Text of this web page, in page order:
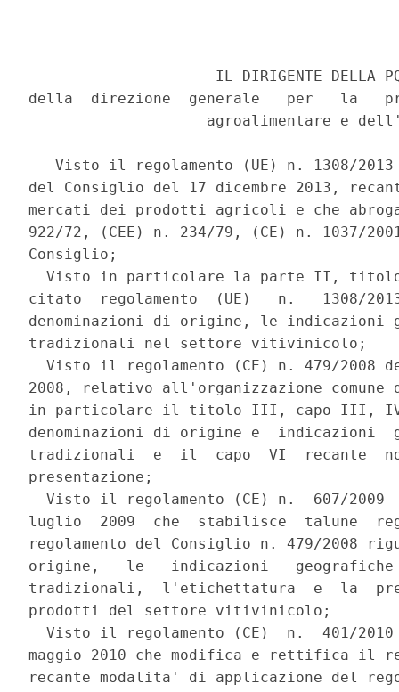
IL DIRIGENTE DELLA
della  direzione  generale   per   la
agroalimentare e
Visto il regolamento (UE) n. 1308/
del Consiglio del 17 dicembre 2013,
mercati dei prodotti agricoli e che
922/72, (CEE) n. 234/79, (CE) n. 1037/
Consiglio;
Visto in particolare la parte II,
citato  regolamento  (UE)   n.   1308/
denominazioni di origine, le indicazioni
tradizionali nel settore vitivinicolo;
Visto il regolamento (CE) n. 479/2008
2008, relativo all'organizzazione
in particolare il titolo III, capo III, IV
denominazioni di origine e  indicazioni
tradizionali  e  il  capo  VI  recante
presentazione;
Visto il regolamento (CE) n.  607/2009
luglio  2009  che  stabilisce  talune
regolamento del Consiglio n. 479/2008
origine,   le   indicazioni
tradizionali,  l'etichettatura  e  la
prodotti del settore vitivinicolo;
Visto il regolamento (CE)  n.  401/
maggio 2010 che modifica e rettifica il
recante modalita' di applicazione del